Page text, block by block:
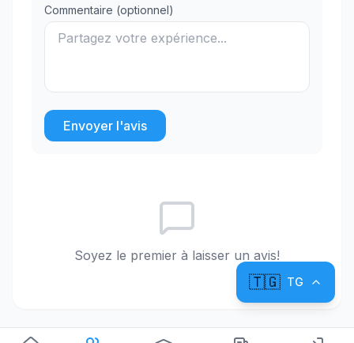
Commentaire (optionnel)
Envoyer l'avis
Soyez le premier à laisser un avis!
🇹🇬 TG